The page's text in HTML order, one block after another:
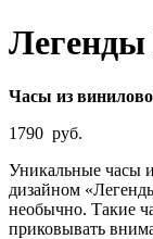
Легенды
Часы из
1790 руб.
Уникальные часы
дизайном
необычно. Такие
приковывать